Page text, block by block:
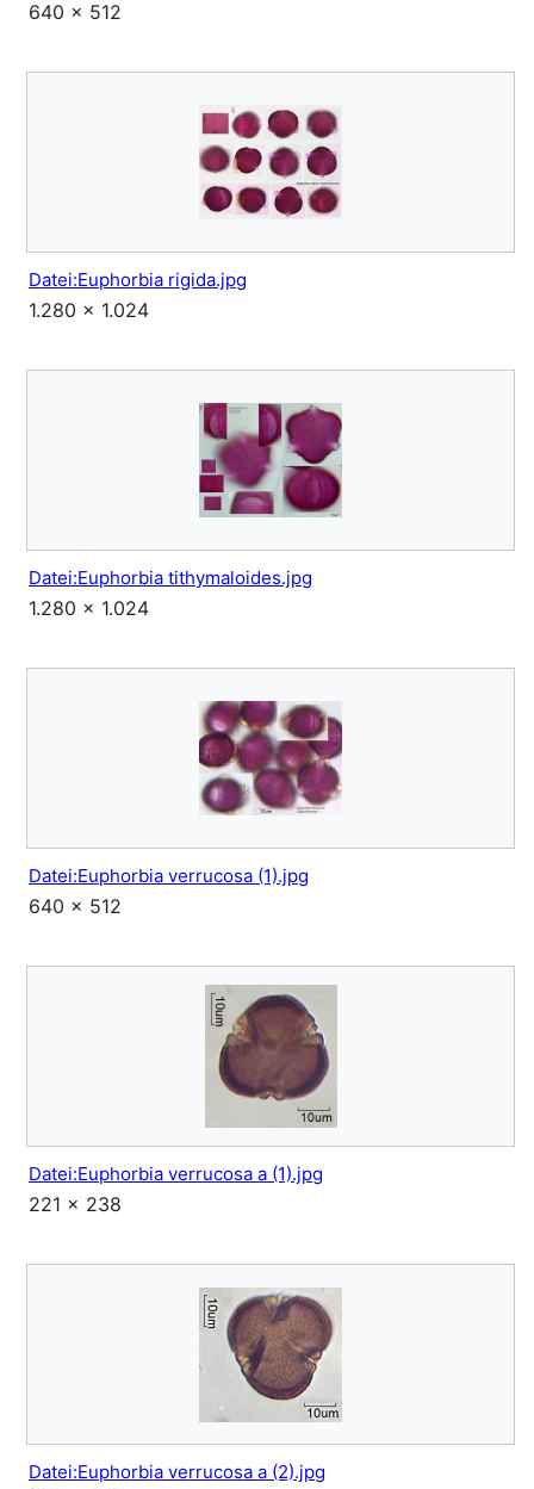
640 × 512
Datei:Euphorbia rigida.jpg
1.280 × 1.024
Datei:Euphorbia tithymaloides.jpg
1.280 × 1.024
Datei:Euphorbia verrucosa (1).jpg
640 × 512
Datei:Euphorbia verrucosa a (1).jpg
221 × 238
Datei:Euphorbia verrucosa a (2).jpg